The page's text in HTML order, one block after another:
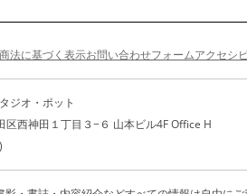
法に基づく表示お問い合わせフォームアクセシ
ジオ・ポット
西神田１丁目３−６ 山本ビル4F Office H